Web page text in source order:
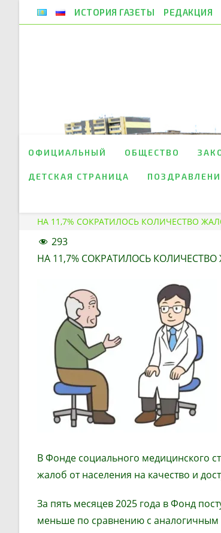
ИСТОРИЯ ГАЗЕТЫ РЕДАКЦИЯ
ОФИЦИАЛЬНЫЙ ОБЩЕСТВО
ДЕТСКАЯ СТРАНИЦА
НА 11,7% СОКРАТИЛОСЬ КОЛИЧЕСТВО
293
НА 11,7% СОКРАТИЛОСЬ
В Фонде социального медицинского
жалоб от населения на качество и
За пять месяцев 2025 года вФонд
меньше по сравнению с аналогичным